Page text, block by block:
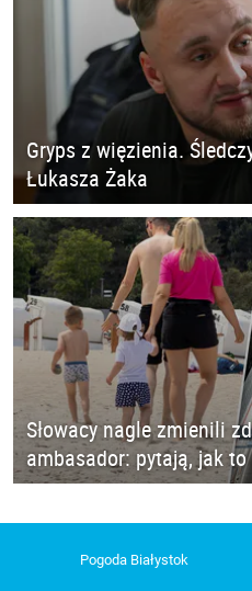
Gryps z więzienia.
Łukasza Żaka
Słowacy nagle zmienili
ambasador: pytają, jak
Pogoda Białystok